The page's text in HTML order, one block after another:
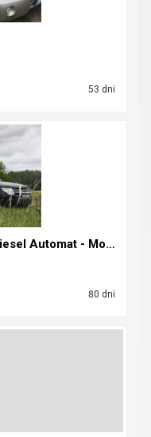
53 dni
Mitsubishi Pajero 2007r. 3,2 Diesel Automat - Możl...
80 dni